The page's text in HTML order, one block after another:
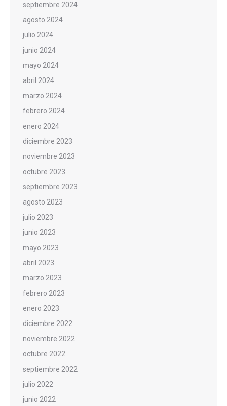
septiembre 2024
agosto 2024
julio 2024
junio 2024
mayo 2024
abril 2024
marzo 2024
febrero 2024
enero 2024
diciembre 2023
noviembre 2023
octubre 2023
septiembre 2023
agosto 2023
julio 2023
junio 2023
mayo 2023
abril 2023
marzo 2023
febrero 2023
enero 2023
diciembre 2022
noviembre 2022
octubre 2022
septiembre 2022
julio 2022
junio 2022